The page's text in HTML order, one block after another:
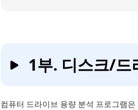
1부. 디스크/드
컴퓨터 드라이브 용량 분석 프로그램